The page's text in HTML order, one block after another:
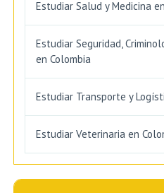
Estudiar Salud y Medicina
Estudiar Seguridad,
en Colombia
Estudiar Transporte y
Estudiar Veterinaria en